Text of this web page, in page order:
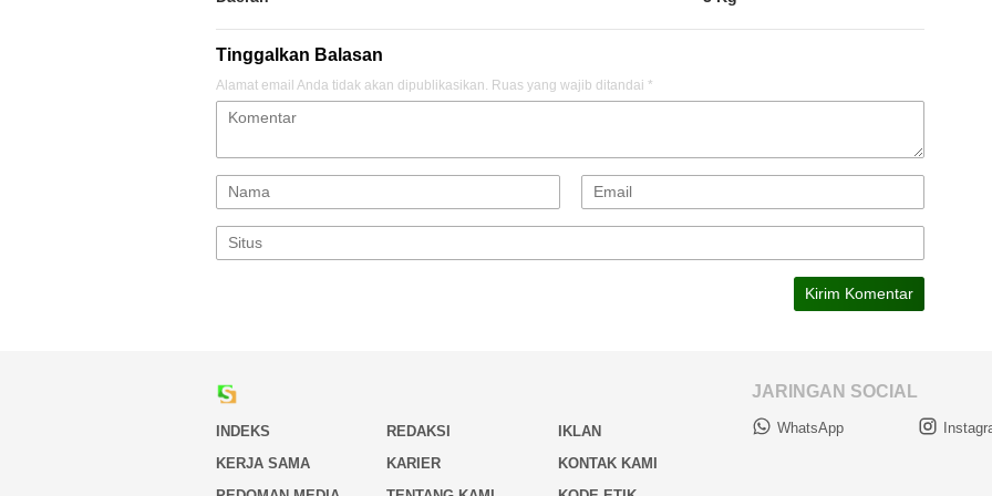
Tinggalkan Balasan
Alamat email Anda tidak akan dipublikasikan. Ruas yang wajib ditandai *
INDEKS REDAKSI
IKLAN
KERJA SAMA
KARIER
KONTAK KAMI
JARINGAN SOCIAL
WhatsApp